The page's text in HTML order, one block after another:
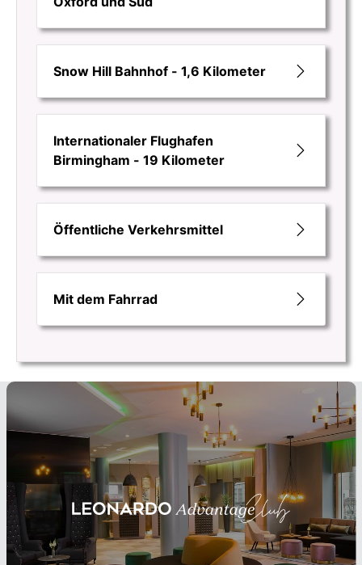
Snow Hill Bahnhof - 1,6 Kilometer
Internationaler Flughafen
Birmingham - 19 Kilometer
Öffentliche Verkehrsmittel
Mit dem Fahrrad